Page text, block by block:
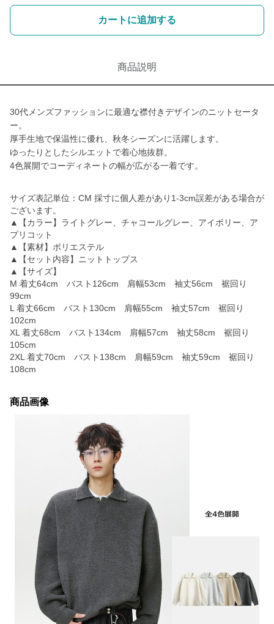
カートに追加する
商品説明
30代メンズファッションに最適な襟付きデザインのニットセータ
ー。
厚手生地で保温性に優れ、秋冬シーズンに活躍します。
ゆったりとしたシルエットで着心地抜群。
4色展開でコーディネートの幅が広がる一着です。
サイズ表記単位：CM 採寸に個人差があり1-3cm誤差がある場合が
ございます。
▲【カラー】ライトグレー、チャコールグレー、アイボリー、ア
プリコット
▲【素材】ポリエステル
▲【セット内容】ニットトップス
▲【サイズ】
M 着丈64cm バスト126cm 肩幅53cm 袖丈56cm 裾回り
99cm
L 着丈66cm バスト130cm 肩幅55cm 袖丈57cm 裾回り
102cm
XL 着丈68cm バスト134cm 肩幅57cm 袖丈58cm 裾回り
105cm
2XL 着丈70cm バスト138cm 肩幅59cm 袖丈59cm 裾回り
108cm
商品画像